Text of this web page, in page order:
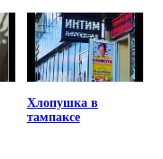
Хлопушка в
тампаксе